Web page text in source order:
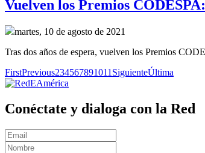
Vuelven los Premios
martes, 10 de agosto de 2021
Tras dos años de espera, vuelven los Premios
FirstPrevious234567891011 SiguienteÚltima
Conéctate y dialoga con la Red